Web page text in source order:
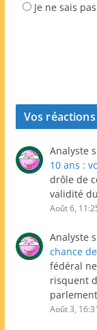
Je ne sais
Vos réactions
Analyste
10 ans :
drôle de
validité
Août 6,
Analyste
chance
fédéral
risquent
Août 3,